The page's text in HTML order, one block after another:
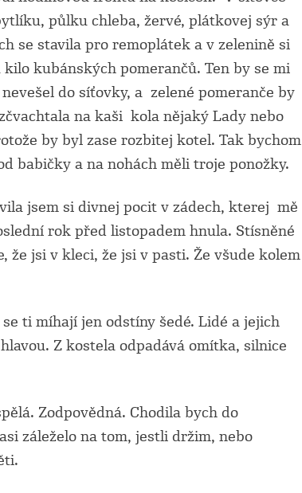
půlku chleba, žervé, plátkovej sýr a
se stavila pro remoplátek a v zelenině si
kubánských pomerančů. Ten by se mi
do síťovky, a zelené pomeranče by
na kaši kola nějaký Lady nebo
by byl zase rozbitej kotel. Tak bychom
babičky a na nohách měli troje ponožky.
jsem si divnej pocit v zádech, kterej mě
rok před listopadem hnula. Stísněné
že jsi v kleci, že jsi v pasti. Že všude kolem
ti míhají jen odstíny šedé. Lidé a jejich
Z kostela odpadává omítka, silnice
Zodpovědná. Chodila bych do
záleželo na tom, jestli držim, nebo